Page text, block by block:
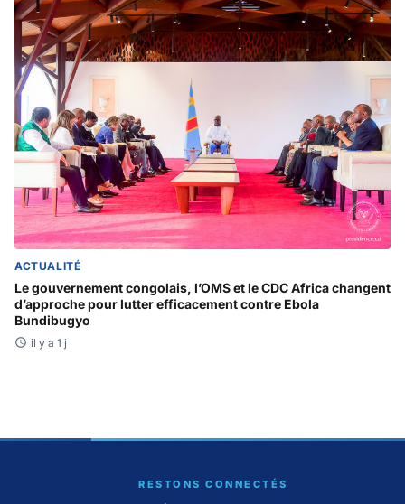
ACTUALITÉ
Le gouvernement congolais, l’OMS et le CDC Africa changent
d’approche pour lutter efficacement contre Ebola
Bundibugyo
il y a 1 j
RESTONS CONNECTÉS